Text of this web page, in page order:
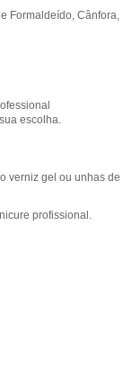
Formaldeído, Cânfora,
escolha.
verniz gel ou unhas de
profissional.